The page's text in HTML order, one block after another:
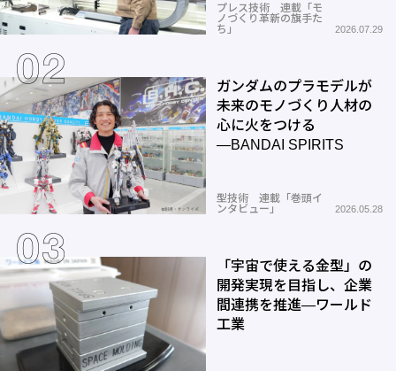
プレス技術 連載「モ
ノづくり革新の旗手た
ち」
2026.07.29
ガンダムのプラモデルが
未来のモノづくり人材の
心に火をつける
―BANDAI SPIRITS
型技術 連載「巻頭イ
ンタビュー」
2026.05.28
「宇宙で使える金型」の
開発実現を目指し、企業
間連携を推進―ワールド
工業